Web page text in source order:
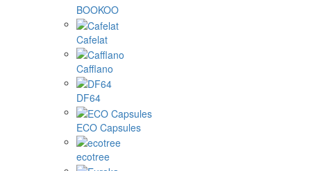
BOOKOO
Cafelat
Cafflano
DF64
ECO Capsules
ecotree